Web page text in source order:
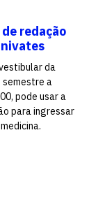
redação
da
semestre a
pode usar a
para ingressar